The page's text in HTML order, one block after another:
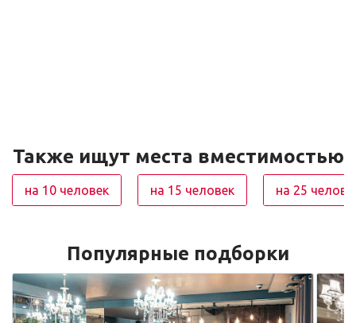
Также ищут места вместимостью
на 10 человек на 15 человек на 25
Популярные подборки